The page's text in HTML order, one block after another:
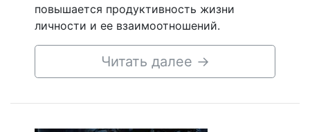
повышается продуктивность жизни
личности и ее взаимоотношений.
Читать далее →